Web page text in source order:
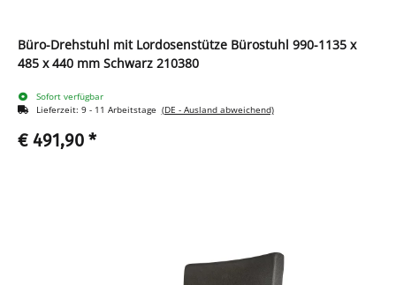
Büro-Drehstuhl mit Lordosenstütze Bürostuhl 990-1135 x
485 x 440 mm Schwarz 210380
Sofort verfügbar
Lieferzeit: 9 - 11 Arbeitstage (DE - Ausland abweichend)
€ 491,90 *